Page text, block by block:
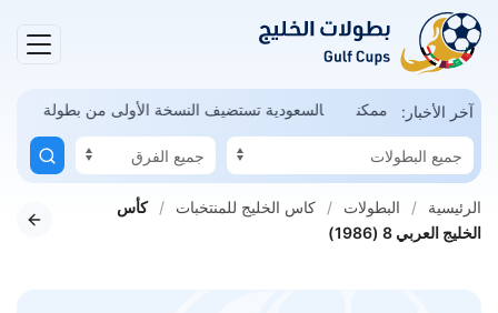
آخر الأخبار:
تعاني.. وحلم المونديال ممكن السعودية تستضيف النسخة الأولى من
الرئيسية البطولات كاس الخليج للمنتخبات
كأس
الخليج العربي 8 (1986)